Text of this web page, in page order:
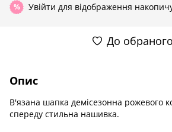
% Увійти для відображення
До обраного
Опис
В'язана шапка демісезонна рожевого
спереду стильна нашивка.